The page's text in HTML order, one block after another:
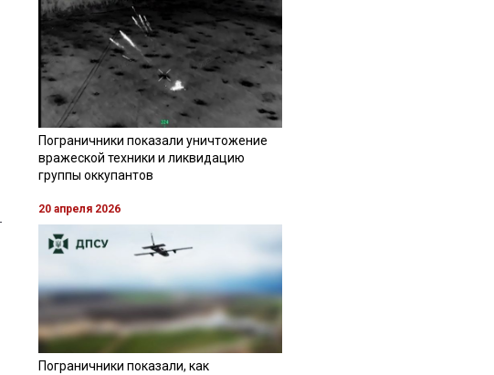
Пограничники показали уничтожение
вражеской техники и ликвидацию
группы оккупантов
20 апреля 2026
Пограничники показали, как